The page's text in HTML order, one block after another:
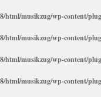
html/musikzug/wp-content/
html/musikzug/wp-content/
html/musikzug/wp-content/
html/musikzug/wp-content/